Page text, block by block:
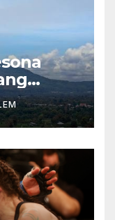
Alam